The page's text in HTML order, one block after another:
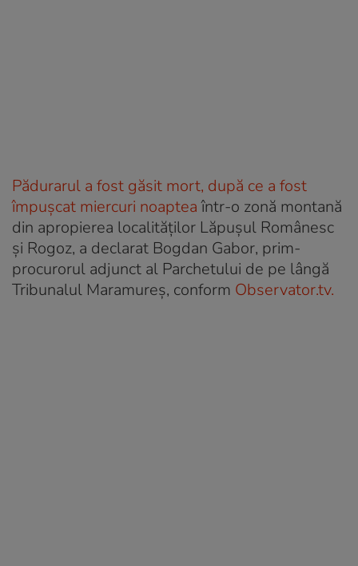
Pădurarul a fost găsit mort, după ce a fost
împușcat miercuri noapteaîntr-o zonă montană
din apropierea localităților Lăpușul Românesc
și Rogoz, a declarat Bogdan Gabor, prim-
procurorul adjunct al Parchetului de pe lângă
Tribunalul Maramureș, conform Observator.tv.